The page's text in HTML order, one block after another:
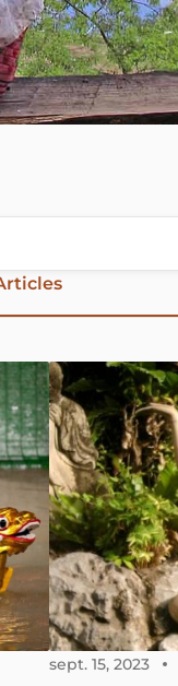
sept. 15, 2023